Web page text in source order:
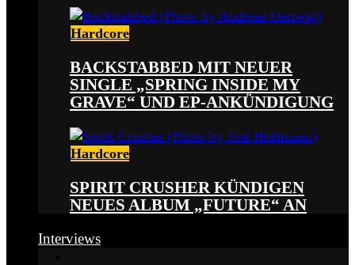
Hardcore
BACKSTABBED MIT NEUER
SINGLE „SPRING INSIDE MY
GRAVE“ UND EP-ANKÜNDIGUNG
Hardcore
SPIRIT CRUSHER KÜNDIGEN
NEUES ALBUM „FUTURE“ AN
Interviews